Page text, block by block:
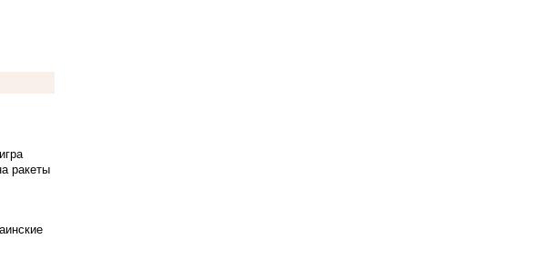
ракеты